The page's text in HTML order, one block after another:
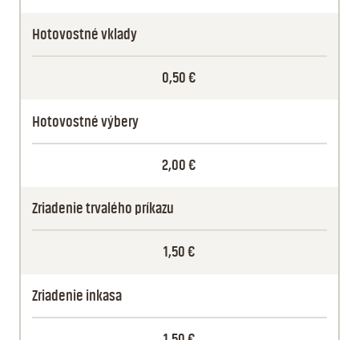
Hotovostné vklady
0,50 €
Hotovostné výbery
2,00 €
Zriadenie trvalého príkazu
1,50 €
Zriadenie inkasa